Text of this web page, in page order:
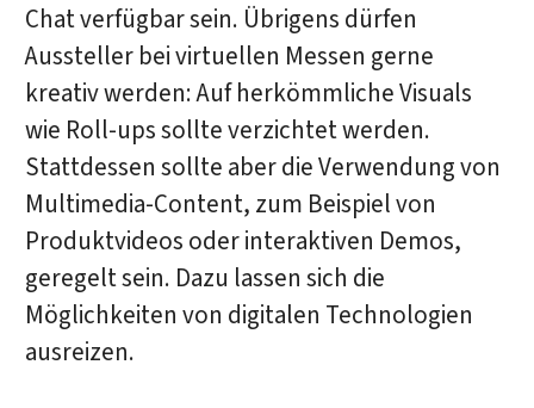
Chat verfügbar sein. Übrigens dürfen
Aussteller bei virtuellen Messen gerne
kreativ werden: Auf herkömmliche Visuals
wie Roll-ups sollte verzichtet werden.
Stattdessen sollte aber die Verwendung von
Multimedia-Content, zum Beispiel von
Produktvideos oder interaktiven Demos,
geregelt sein. Dazu lassen sich die
Möglichkeiten von digitalen Technologien
ausreizen.